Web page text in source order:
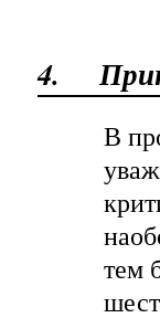
4.
В
тем